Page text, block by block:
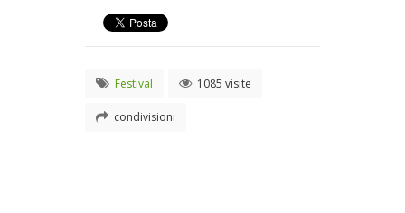
Festival 1085 visite
condivisioni